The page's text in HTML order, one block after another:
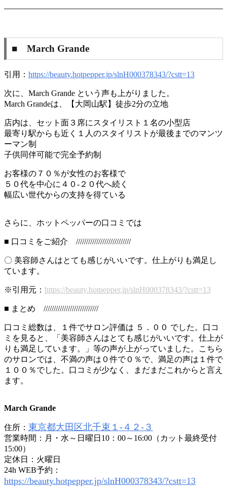
■ March Grande
引用： https://beauty.hotpepper.jp/slnH000378343/?cstt=13
次に、March Grande という声も上がりました。
March Grandeは、【大岡山駅】徒歩2分の立地
店内は、セット面３席にスタイリスト１名の小型店
最寄り駅からも近く１人のスタイリストが最後までのマンツ
ーマン制
子供同伴可能で完全予約制
お客様の７０％が女性のお客様で
５０代を中心に４０-２０代へ続く
幅広い世代からの支持を得ている
さらに、ホットペッパーの口コミでは
■ 口コミをご紹介 ///////////////////////////
〇 美容師さんはとても感じがいいです。仕上がりも満足し
ています。
※引用元： https://beauty.hotpepper.jp/slnH000378343/?cstt=13
■ まとめ ///////////////////////////
口コミ総数は、１件でサロン評価は ５．００ でした。口コ
ミを見ると、「美容師さんはとても感じがいいです。仕上が
りも満足しています。」等の声が上がっていました。こちら
のサロンでは、不満の声は０件で０％で、満足の声は１件で
１００％でした。口コミが少なく、まだまだこれからと言え
ます。
March Grande
住所： 東京都大田区北千束１-４２-３
営業時間：月・水～日曜日10：00～16:00（カット最終受付
15:00）
定休日：火曜日
24h WEB予約：
https://beauty.hotpepper.jp/slnH000378343/?cstt=13